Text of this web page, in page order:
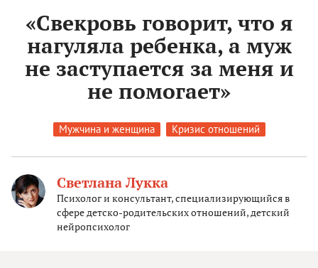
«Свекровь говорит, что я
нагуляла ребенка, а муж
не заступается за меня и
не помогает»
Мужчина и женщина Кризис отношений
Светлана Лукка
Психолог и консультант, специализирующийся в
сфере детско-родительских отношений, детский
нейропсихолог